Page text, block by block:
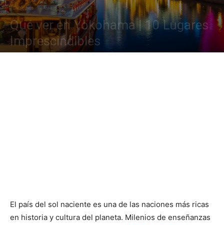
Destinos Asia
Qué ver en Yokohama | 10 Lugares
Imprescindibles
El país del sol naciente es una de las naciones más ricas
en historia y cultura del planeta. Milenios de enseñanzas